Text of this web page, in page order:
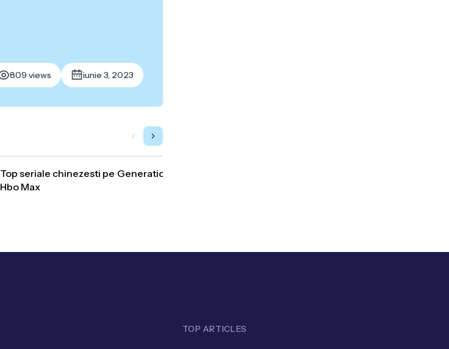
809 views iunie 3, 2023
Top seriale chinezesti pe
Hbo Max
Generation Kill (2008)
TOP ARTICLES